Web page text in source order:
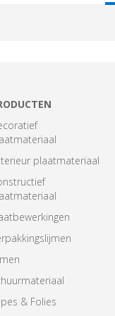
plaatmateriaal
& Folies